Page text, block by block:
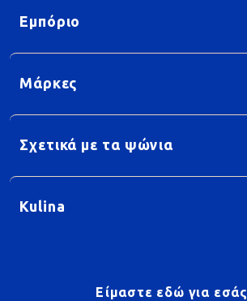
Εμπόριο
Μάρκες
Σχετικά με τα ψώνια
Kulina
Είμαστε εδώ για εσάς